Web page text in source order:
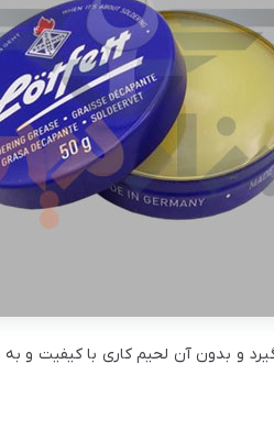
و بدون آن لحیم کاری با کیفیت و به